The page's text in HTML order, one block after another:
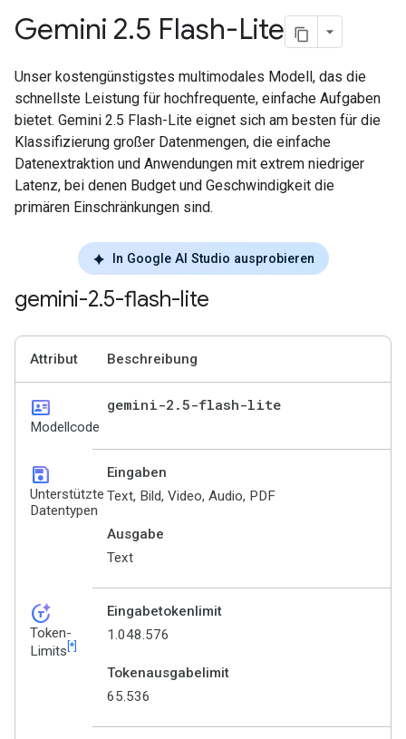
Gemini 2.5 Flash-Lite
Unser kostengünstigstes multimodales Modell, das die
schnellste Leistung für hochfrequente, einfache Aufgaben
bietet. Gemini 2.5 Flash-Lite eignet sich am besten für die
Klassifizierung großer Datenmengen, die einfache
Datenextraktion und Anwendungen mit extrem niedriger
Latenz, bei denen Budget und Geschwindigkeit die
primären Einschränkungen sind.
In Google AI Studio ausprobieren
gemini-2.5-flash-lite
Attribut Beschreibung
id_card
Modellcode
gemini-2 .5-flash-lite
save
Unterstützte
Datentypen
Eingaben
Text, Bild, Video, Audio, PDF
Ausgabe
Text
token_auto
Token-
Limits [*]
Eingabetokenlimit
1.048.576
Tokenausgabelimit
65.536